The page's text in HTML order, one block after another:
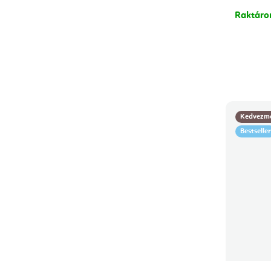
Bestseller